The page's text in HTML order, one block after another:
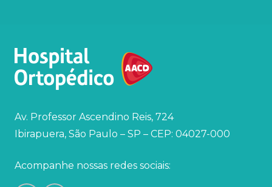
Av. Professor Ascendino Reis, 724
Ibirapuera, São Paulo – SP – CEP: 04027-000
Acompanhe nossas redes sociais: